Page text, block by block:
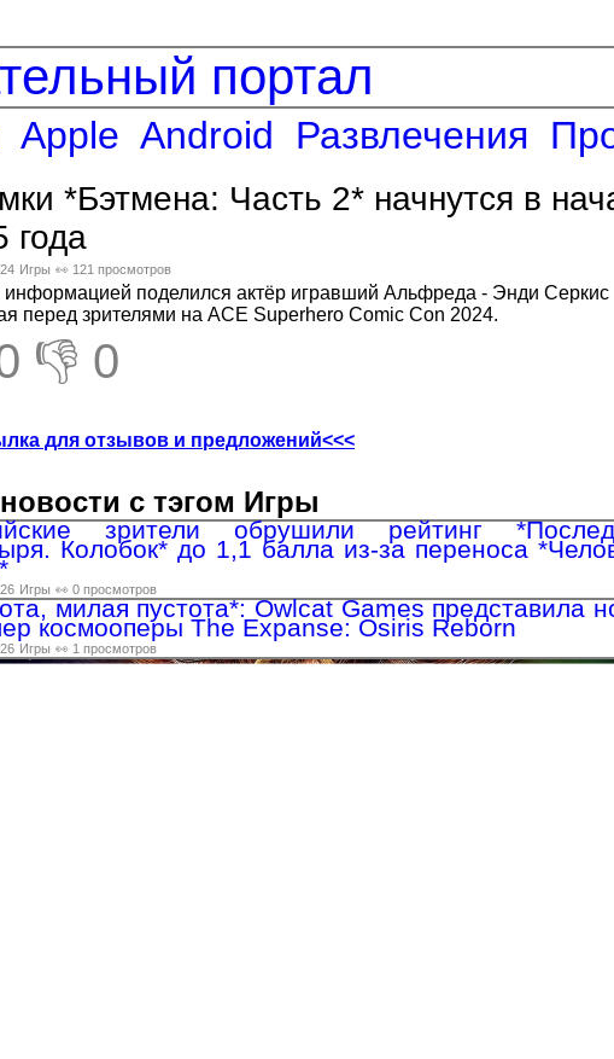
портал
Apple Android Развлечения
*Бэтмена: Часть 2* начнутся в
года
Игры 👀 121 просмотров
поделился актёр игравший Альфреда - Энди Серкис
перед зрителями на ACE Superhero Comic Con 2024.
👎 0
для отзывов и предложений<<<
с тэгом Игры
зрители обрушили рейтинг
Колобок* до 1,1 балла из-за переноса
Игры 👀 0 просмотров
милая пустота*: Owlcat Games представила
космооперы The Expanse: Osiris Reborn
Игры 👀 1 просмотров